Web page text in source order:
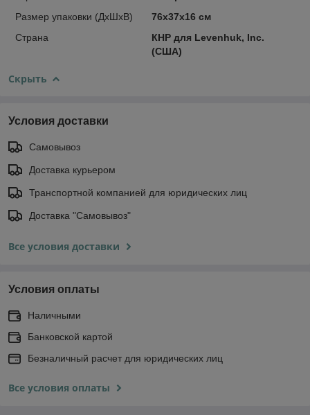
Размер упаковки (ДxШxВ)
76x37x16 см
Страна
КНР для Levenhuk, Inc.
(США)
Скрыть
Условия доставки
Самовывоз
Доставка курьером
Транспортной компанией для юридических лиц
Доставка "Самовывоз"
Все условия доставки
Условия оплаты
Наличными
Банковской картой
Безналичный расчет для юридических лиц
Все условия оплаты